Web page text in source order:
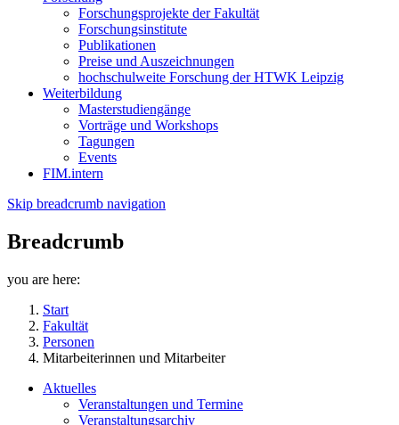
Forschungsprojekte der Fakultät
Forschungsinstitute
Publikationen
Preise und Auszeichnungen
hochschulweite Forschung der HTWK Leipzig
Weiterbildung
Masterstudiengänge
Vorträge und Workshops
Tagungen
Events
FIM.intern
Skip breadcrumb navigation
Breadcrumb
you are here:
Start
Fakultät
Personen
Mitarbeiterinnen und Mitarbeiter
Aktuelles
Veranstaltungen und Termine
Veranstaltungsarchiv